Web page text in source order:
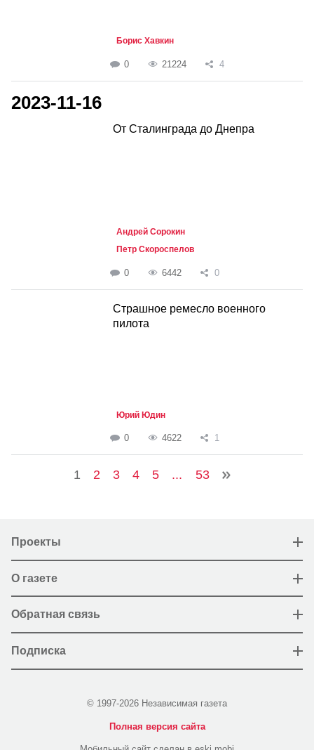
Борис Хавкин
0 21224 4
2023-11-16
От Сталинграда до Днепра
Андрей Сорокин
Петр Скороспелов
0 6442 0
Страшное ремесло военного
пилота
Юрий Юдин
0 4622 1
1 2 3 4 5 ... 53
Проекты
О газете
Обратная связь
Подписка
© 1997-2026 Независимая газета
Полная версия сайта